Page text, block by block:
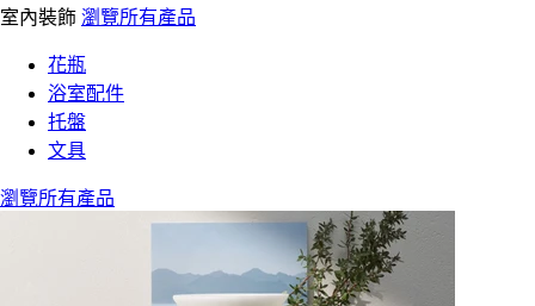
室內裝飾 瀏覽所有產品
花瓶
浴室配件
托盤
文具
瀏覽所有產品